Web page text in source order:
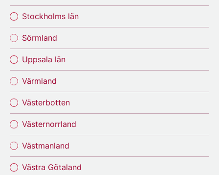
Stockholms län
Sörmland
Uppsala län
Värmland
Västerbotten
Västernorrland
Västmanland
Västra Götaland